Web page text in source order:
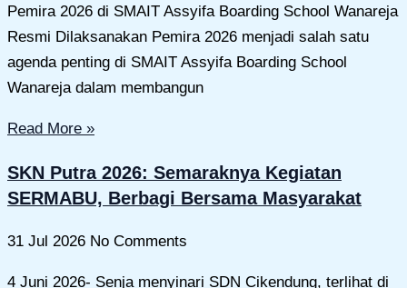
Pemira 2026 di SMAIT Assyifa Boarding School Wanareja
Resmi Dilaksanakan Pemira 2026 menjadi salah satu
agenda penting di SMAIT Assyifa Boarding School
Wanareja dalam membangun
Read More »
SKN Putra 2026: Semaraknya Kegiatan
SERMABU, Berbagi Bersama Masyarakat
31 Jul 2026 No Comments
4 Juni 2026- Senja menyinari SDN Cikendung, terlihat di